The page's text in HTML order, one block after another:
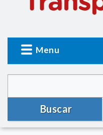
Menu
Buscar